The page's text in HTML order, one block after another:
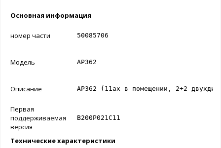
Основная информация
номер части 50085706
Модель AP362
Описание AP362 (11ax в помещении, 2+2
Первая
поддерживаемая
версия
В200Р021С11
Технические характеристики